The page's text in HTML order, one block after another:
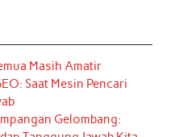
Masih Amatir
Saat Mesin Pencari
Gelombang: